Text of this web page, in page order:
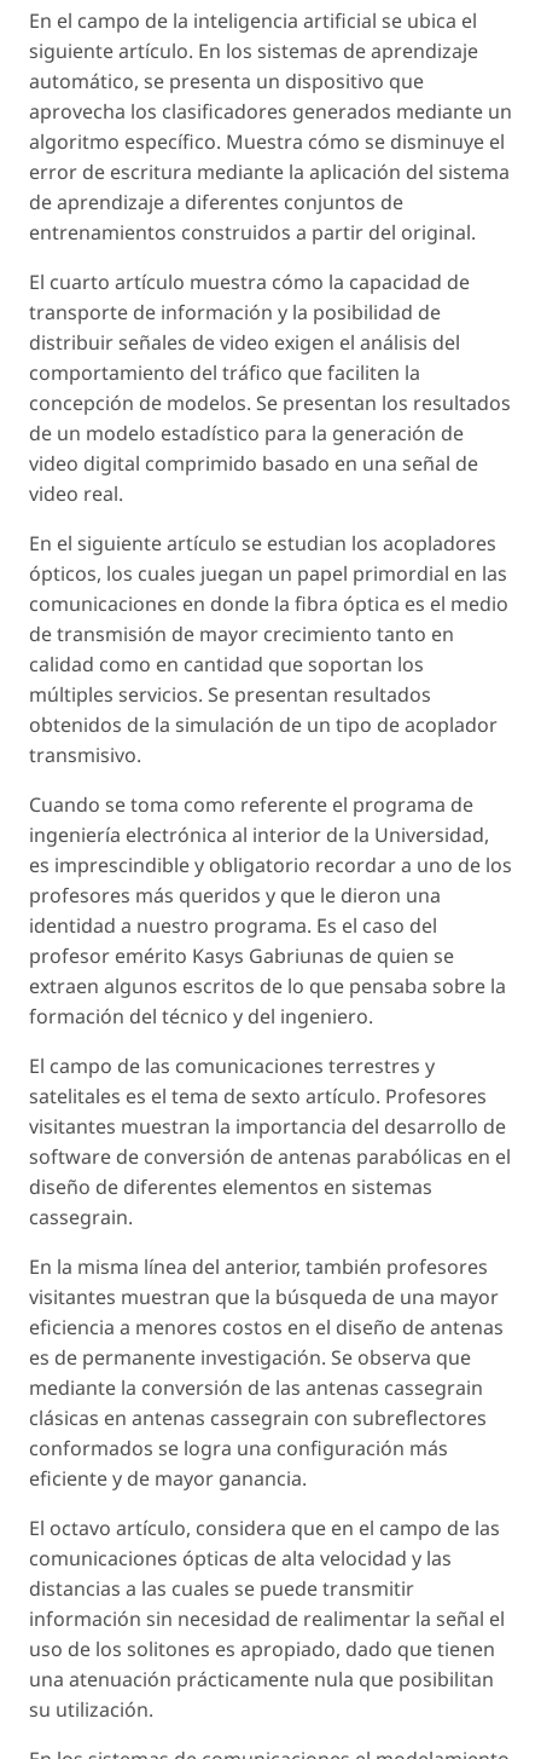
En el campo de la inteligencia artificial se ubica el
siguiente artículo. En los sistemas de aprendizaje
automático, se presenta un dispositivo que
aprovecha los clasificadores generados mediante un
algoritmo específico. Muestra cómo se disminuye el
error de escritura mediante la aplicación del sistema
de aprendizaje a diferentes conjuntos de
entrenamientos construidos a partir del original.
El cuarto artículo muestra cómo la capacidad de
transporte de información y la posibilidad de
distribuir señales de video exigen el análisis del
comportamiento del tráfico que faciliten la
concepción de modelos. Se presentan los resultados
de un modelo estadístico para la generación de
video digital comprimido basado en una señal de
video real.
En el siguiente artículo se estudian los acopladores
ópticos, los cuales juegan un papel primordial en las
comunicaciones en donde la fibra óptica es el medio
de transmisión de mayor crecimiento tanto en
calidad como en cantidad que soportan los
múltiples servicios. Se presentan resultados
obtenidos de la simulación de un tipo de acoplador
transmisivo.
Cuando se toma como referente el programa de
ingeniería electrónica al interior de la Universidad,
es imprescindible y obligatorio recordar a uno de los
profesores más queridos y que le dieron una
identidad a nuestro programa. Es el caso del
profesor emérito Kasys Gabriunas de quien se
extraen algunos escritos de lo que pensaba sobre la
formación del técnico y del ingeniero.
El campo de las comunicaciones terrestres y
satelitales es el tema de sexto artículo. Profesores
visitantes muestran la importancia del desarrollo de
software de conversión de antenas parabólicas en el
diseño de diferentes elementos en sistemas
cassegrain.
En la misma línea del anterior, también profesores
visitantes muestran que la búsqueda de una mayor
eficiencia a menores costos en el diseño de antenas
es de permanente investigación. Se observa que
mediante la conversión de las antenas cassegrain
clásicas en antenas cassegrain con subreflectores
conformados se logra una configuración más
eficiente y de mayor ganancia.
El octavo artículo, considera que en el campo de las
comunicaciones ópticas de alta velocidad y las
distancias a las cuales se puede transmitir
información sin necesidad de realimentar la señal el
uso de los solitones es apropiado, dado que tienen
una atenuación prácticamente nula que posibilitan
su utilización.